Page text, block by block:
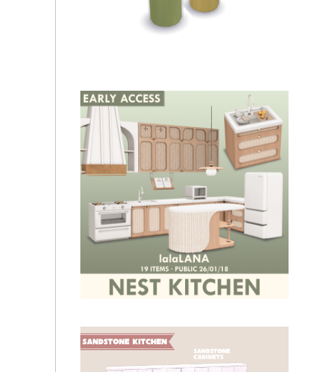
🧆Sixam - Small Spaces - Everyday Smoothie Bar